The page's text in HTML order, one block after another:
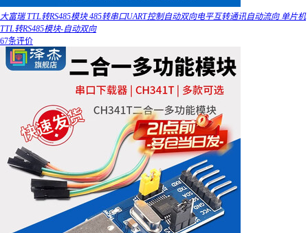
大富瑞 TTL转RS485模块 485转串口UART控制自动双向电平互转通讯自动流向 单片机
TTL转RS485模块-自动双向
67条评价